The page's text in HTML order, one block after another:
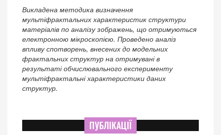
Викладена методика визначення
мультіфрактальних характеристик структури
матеріалів по аналізу зображень, що отримуються
електронною мікроскопією. Проведено аналіз
впливу спотворень, внесених до модельних
фрактальних структур на отримувані в
результаті обчислювального експерименту
мультіфрактальні характеристики даних
структур.
ПУБЛІКАЦІЇ